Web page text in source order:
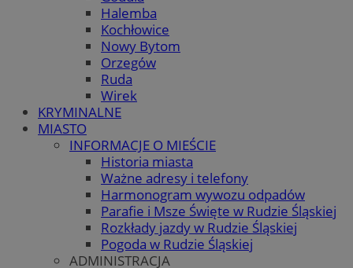
Halemba
Kochłowice
Nowy Bytom
Orzegów
Ruda
Wirek
KRYMINALNE
MIASTO
INFORMACJE O MIEŚCIE
Historia miasta
Ważne adresy i telefony
Harmonogram wywozu odpadów
Parafie i Msze Święte w Rudzie Śląskiej
Rozkłady jazdy w Rudzie Śląskiej
Pogoda w Rudzie Śląskiej
ADMINISTRACJA